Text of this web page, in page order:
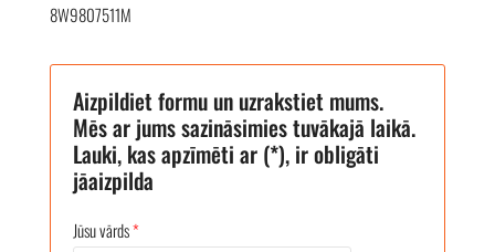
8W9807511M
Aizpildiet formu un uzrakstiet mums.
Mēs ar jums sazināsimies tuvākajā laikā.
Lauki, kas apzīmēti ar (*), ir obligāti
jāaizpilda
Jūsu vārds*